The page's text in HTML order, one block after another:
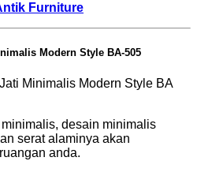
Furniture
Modern Style BA-505
desain minimalis
serat alaminya akan
anda.